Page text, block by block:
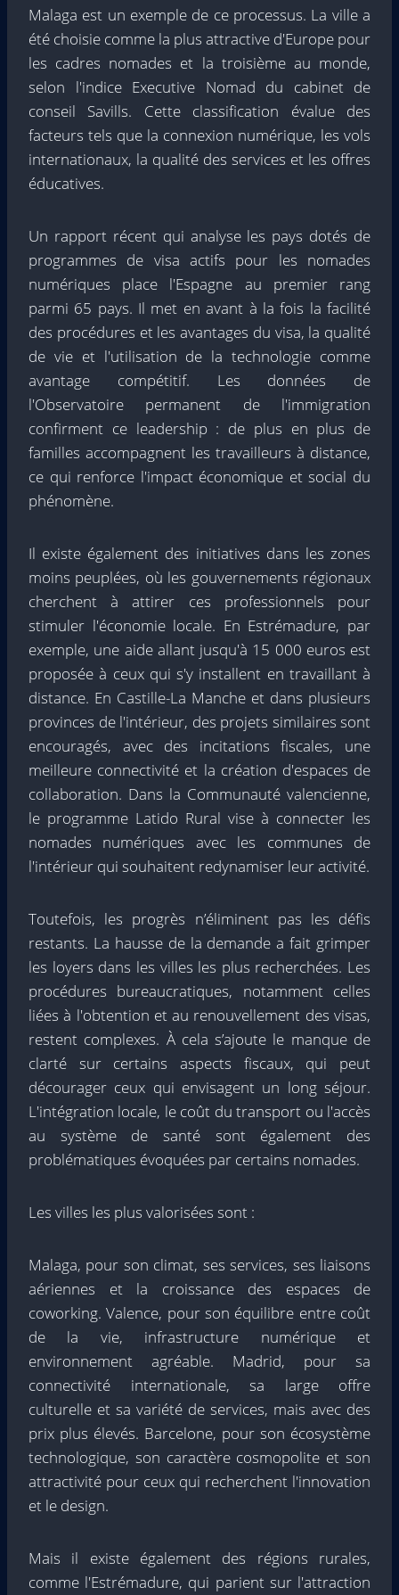
Malaga est un exemple de ce processus. La ville a
été choisie comme la plus attractive d'Europe pour
les cadres nomades et la troisième au monde,
selon l'indice Executive Nomad du cabinet de
conseil Savills. Cette classification évalue des
facteurs tels que la connexion numérique, les vols
internationaux, la qualité des services et les offres
éducatives.
Un rapport récent qui analyse les pays dotés de
programmes de visa actifs pour les nomades
numériques place l'Espagne au premier rang
parmi 65 pays. Il met en avant à la fois la facilité
des procédures et les avantages du visa, la qualité
de vie et l'utilisation de la technologie comme
avantage compétitif. Les données de
l'Observatoire permanent de l'immigration
confirment ce leadership : de plus en plus de
familles accompagnent les travailleurs à distance,
ce qui renforce l'impact économique et social du
phénomène.
Il existe également des initiatives dans les zones
moins peuplées, où les gouvernements régionaux
cherchent à attirer ces professionnels pour
stimuler l'économie locale. En Estrémadure, par
exemple, une aide allant jusqu'à 15 000 euros est
proposée à ceux qui s'y installent en travaillant à
distance. En Castille-La Manche et dans plusieurs
provinces de l'intérieur, des projets similaires sont
encouragés, avec des incitations fiscales, une
meilleure connectivité et la création d'espaces de
collaboration. Dans la Communauté valencienne,
le programme Latido Rural vise à connecter les
nomades numériques avec les communes de
l'intérieur qui souhaitent redynamiser leur activité.
Toutefois, les progrès n’éliminent pas les défis
restants. La hausse de la demande a fait grimper
les loyers dans les villes les plus recherchées. Les
procédures bureaucratiques, notamment celles
liées à l'obtention et au renouvellement des visas,
restent complexes. À cela s’ajoute le manque de
clarté sur certains aspects fiscaux, qui peut
décourager ceux qui envisagent un long séjour.
L'intégration locale, le coût du transport ou l'accès
au système de santé sont également des
problématiques évoquées par certains nomades.
Les villes les plus valorisées sont :
Malaga, pour son climat, ses services, ses liaisons
aériennes et la croissance des espaces de
coworking. Valence, pour son équilibre entre coût
de la vie, infrastructure numérique et
environnement agréable. Madrid, pour sa
connectivité internationale, sa large offre
culturelle et sa variété de services, mais avec des
prix plus élevés. Barcelone, pour son écosystème
technologique, son caractère cosmopolite et son
attractivité pour ceux qui recherchent l'innovation
et le design.
Mais il existe également des régions rurales,
comme l'Estrémadure, qui parient sur l'attraction